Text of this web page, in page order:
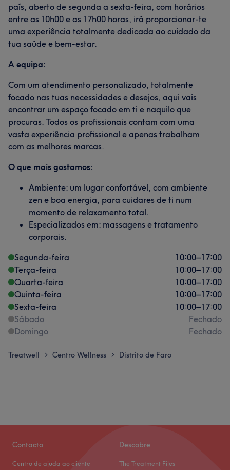
país, aberto de segunda a sexta-feira, com horários
entre as 10h00 e as 17h00 horas, irá proporcionar-te
uma experiência totalmente dedicada ao cuidado da
tua saúde e bem-estar.
A equipa:
Com um atendimento personalizado, totalmente
focado nas tuas necessidades e desejos, aqui vais
encontrar um espaço focado em ti e naquilo que
procuras. Todos os profissionais contam com uma
vasta experiência profissional e apenas trabalham
com as melhores marcas.
O que mais gostamos:
Ambiente: um lugar confortável, com ambiente
zen e boa energia, para cuidares de ti num
momento de relaxamento total.
Especializados em: massagens e tratamento
corporais.
Segunda-feira
10:00–17:00
Terça-feira
10:00–17:00
Quarta-feira
10:00–17:00
Quinta-feira
10:00–17:00
Sexta-feira
10:00–17:00
Sábado
Fechado
Domingo
Fechado
Treatwell > Centro Wellness > Distrito de Faro
Contacto
Centro de ajuda ao cliente
Descobre
The Treatment Files